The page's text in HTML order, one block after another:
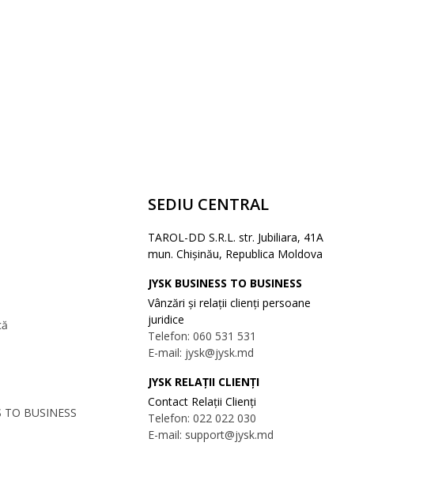
TO BUSINESS
SEDIU CENTRAL
TAROL-DD S.R.L. str. Jubiliara, 41A
mun. Chișinău, Republica Moldova
JYSK BUSINESS TO BUSINESS
Vânzări și relații clienți persoane
juridice
Telefon: 060 531 531
E-mail: jysk@jysk.md
JYSK RELAȚII CLIENȚI
Contact Relații Clienți
Telefon: 022 022 030
E-mail: support@jysk.md